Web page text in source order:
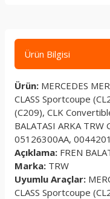
Ürün Bilgisi
Ürün: MERCEDES
CLASS Sportcoupe
(C209), CLK
BALATASI ARKA
05126300AA, 0044201
Açıklama: FREN
Marka: TRW
Uyumlu Araçlar:
CLASS Sportcoupe